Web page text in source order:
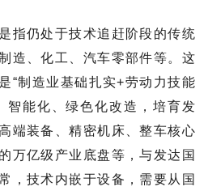
指仍处于技术追赶阶段的传统
造、化工、汽车零部件等。这
“制造业基础扎实+劳动力技能
智能化、绿色化改造，培育发
端装备、精密机床、整车核心
万亿级产业底盘等，与发达国
，技术内嵌于设备，需要从国